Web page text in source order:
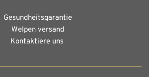
Gesundheitsgarantie
Welpen versand
Kontaktiere uns